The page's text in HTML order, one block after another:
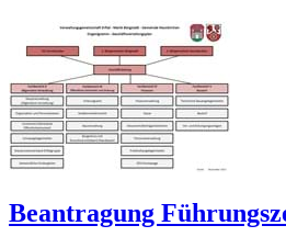
Beantragung